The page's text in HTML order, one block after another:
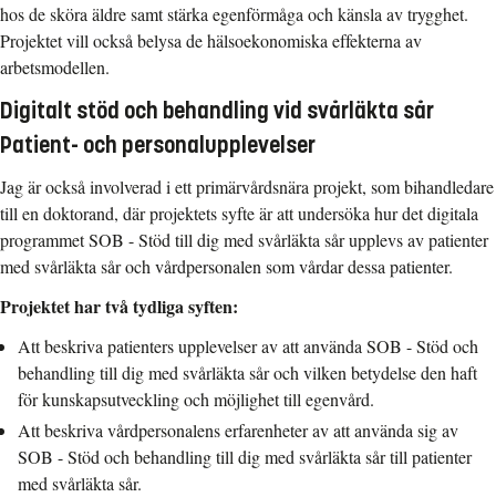
hos de sköra äldre samt stärka egenförmåga och känsla av trygghet.
Projektet vill också belysa de hälsoekonomiska effekterna av
arbetsmodellen.
Digitalt stöd och behandling vid svårläkta sår
Patient- och personalupplevelser
Jag är också involverad i ett primärvårdsnära projekt, som bihandledare
till en doktorand, där projektets syfte är att undersöka hur det digitala
programmet SOB - Stöd till dig med svårläkta sår upplevs av patienter
med svårläkta sår och vårdpersonalen som vårdar dessa patienter.
Projektet har två tydliga syften:
Att beskriva patienters upplevelser av att använda SOB - Stöd och
behandling till dig med svårläkta sår och vilken betydelse den haft
för kunskapsutveckling och möjlighet till egenvård.
Att beskriva vårdpersonalens erfarenheter av att använda sig av
SOB - Stöd och behandling till dig med svårläkta sår till patienter
med svårläkta sår.